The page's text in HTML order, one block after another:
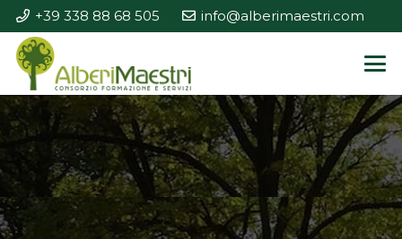
+39 338 88 68 505 info@alberimaestri.com